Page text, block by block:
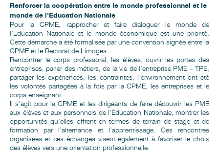
Renforcer la coopération entre le monde professionnel et le
monde de l'Education Nationale
Pour la CPME, rapprocher et faire dialoguer le monde de
l’Education Nationale et le monde économique est une priorité.
Cette démarche a été formalisée par une convention signée entre la
CPME et le Rectorat de Limoges.
Rencontrer le corps professoral, les élèves, ouvrir les portes des
entreprises, parler des métiers, de la vie de l’entreprise PME – TPE,
partager les expériences, les contraintes, l’environnement ont été
les volontés partagées à la fois par la CPME, les entreprises et le
corps enseignant.
Il s’agit pour la CPME et les dirigeants de faire découvrir les PME
aux élèves et aux personnels de l’Éducation Nationale, montrer les
opportunités qu’elles offrent en termes de terrain de stage et de
formation par l’alternance et l’apprentissage. Ces rencontres
organisées et ces échanges visent également à favoriser le choix
des élèves vers une orientation professionnelle.